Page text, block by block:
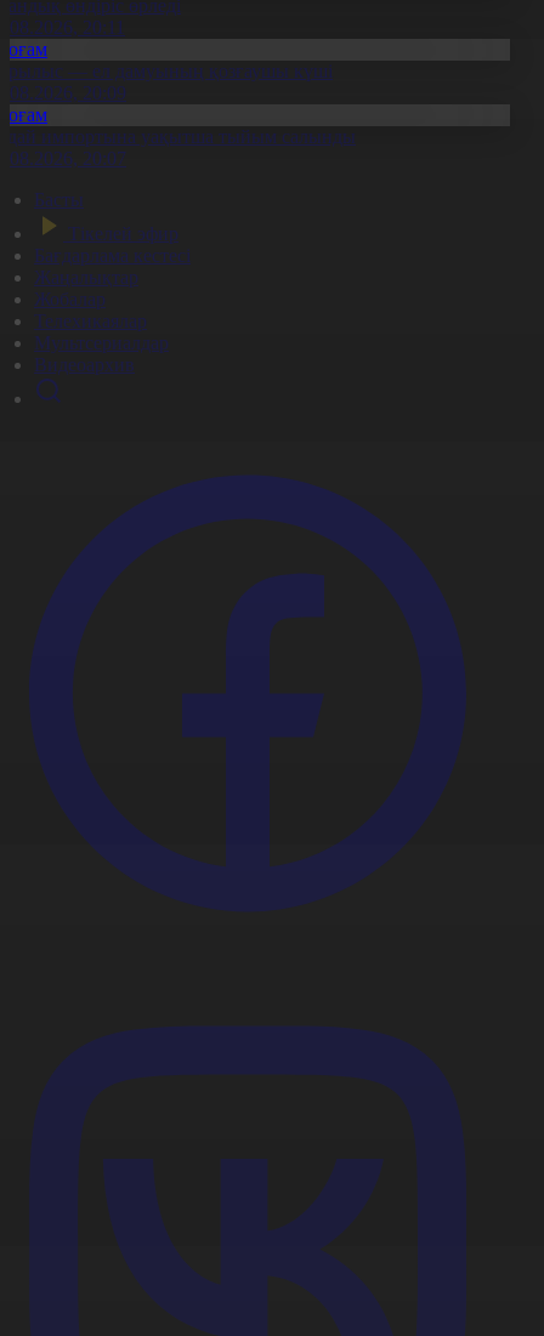
өндіріс өрледі
20:11
— ел дамуының қозғаушы күші
20:09
импортына уақытша тыйым салынды
20:07
Басты
Тікелей эфир
Бағдарлама кестесі
Жаңалықтар
Жобалар
Телехикаялар
Мультсериалдар
Видеоархив